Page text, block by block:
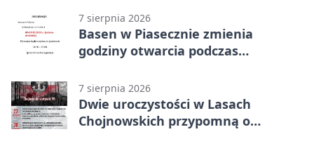
7 sierpnia 2026
Basen w Piasecznie zmienia
godziny otwarcia podczas
7 sierpnia 2026
Dwie uroczystości w Lasach
Chojnowskich przypomną o